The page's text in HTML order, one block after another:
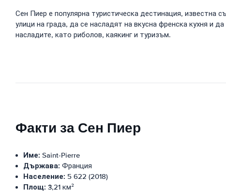
Сен Пиер е популярна туристическа дестинация, известна
улици на града, да се насладят на вкусна френска кухня и
насладите, като риболов, каякинг и туризъм.
Факти за Сен Пиер
Име: Saint-Pierre
Държава: Франция
Население: 5 622 (2018)
Площ: 3,21 км²